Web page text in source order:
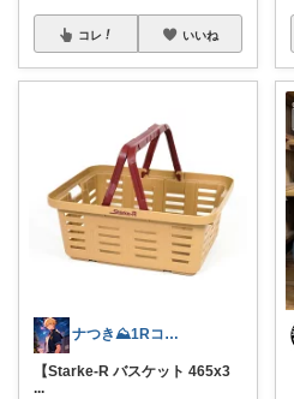
コレ いいね
ナつき⛰️1Rコンシェル
【Starke-R バスケット 465x3
...